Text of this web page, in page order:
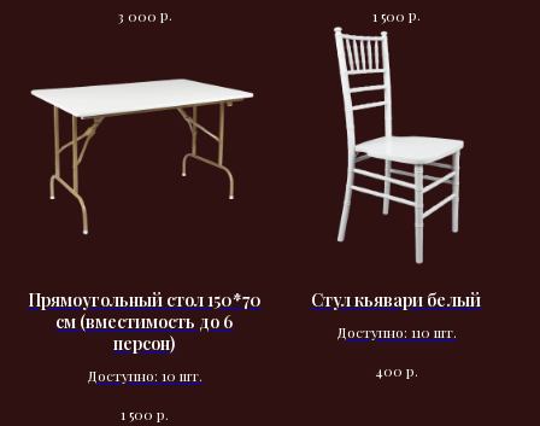
3 000 р. 1 500 р.
Прямоугольный стол 150*70
см (вместимость до 6
персон)
Доступно: 10 шт.
1 500 р.
Стул кьявари белый
Доступно: 110 шт.
400 р.